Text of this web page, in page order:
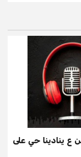
ع ينادينا حي على